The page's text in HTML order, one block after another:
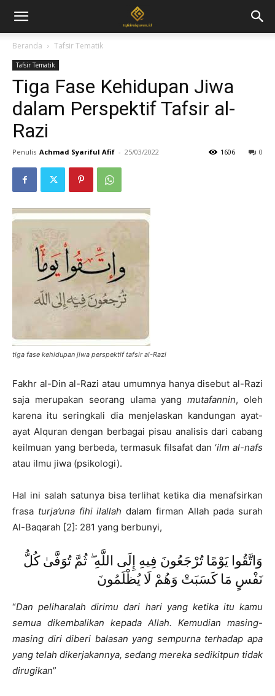
Beranda Tafsir Tematik
Tafsir Tematik
Tiga Fase Kehidupan Jiwa
dalam Perspektif Tafsir al-
Razi
Penulis Achmad Syariful Afif - 25/03/2022 0
1606
tiga fase kehidupan jiwa perspektif tafsir al-Razi
Fakhr al-Din al-Razi atau umumnya hanya disebut al-Razi
saja merupakan seorang ulama yangmutafannin, oleh
karena itu seringkali dia menjelaskan kandungan ayat-
ayat Alquran dengan berbagai pisau analisis dari cabang
keilmuan yang berbeda, termasuk filsafat dan ‘ilm al-nafs
atau ilmu jiwa (psikologi).
Hal ini salah satunya bisa terlihat ketika dia menafsirkan
frasa turja’una fihi ilallah dalam firman Allah pada surah
Al-Baqarah [2]: 281 yang berbunyi,
وَاتَّقُوا يَوْمًا تُرْجَعُونَ فِيهِ إِلَى اللَّهِ ۖ ثُمَّ تُوَفَّىٰ كُلُّ
نَفْسٍ مَا كَسَبَتْ وَهُمْ لَا يُظْلَمُونَ
“Dan peliharalah dirimu dari hari yang ketika itu kamu
semua dikembalikan kepada Allah. Kemudian masing-
masing diri diberi balasan yang sempurna terhadap apa
yang telah dikerjakannya, sedang mereka sedikitpun tidak
dirugikan”